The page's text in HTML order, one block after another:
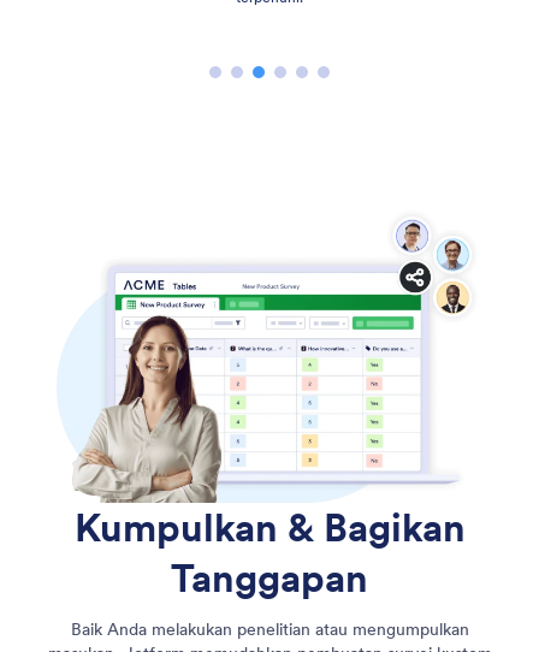
Kumpulkan & Bagikan
Tanggapan
Baik Anda melakukan penelitian atau mengumpulkan